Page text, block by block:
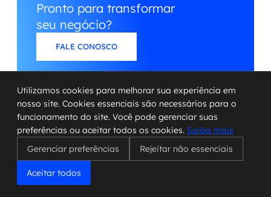
Pronto para transformar
seu negócio?
FALE CONOSCO
Como podemos impulsionar
Utilizamos cookies para melhorar sua experiência em
nosso site. Cookies essenciais são necessários para o
funcionamento do site. Você pode gerenciar suas
preferências ou aceitar todos os cookies. Saiba mais
Gerenciar preferências
Rejeitar não essenciais
Aceitar todos